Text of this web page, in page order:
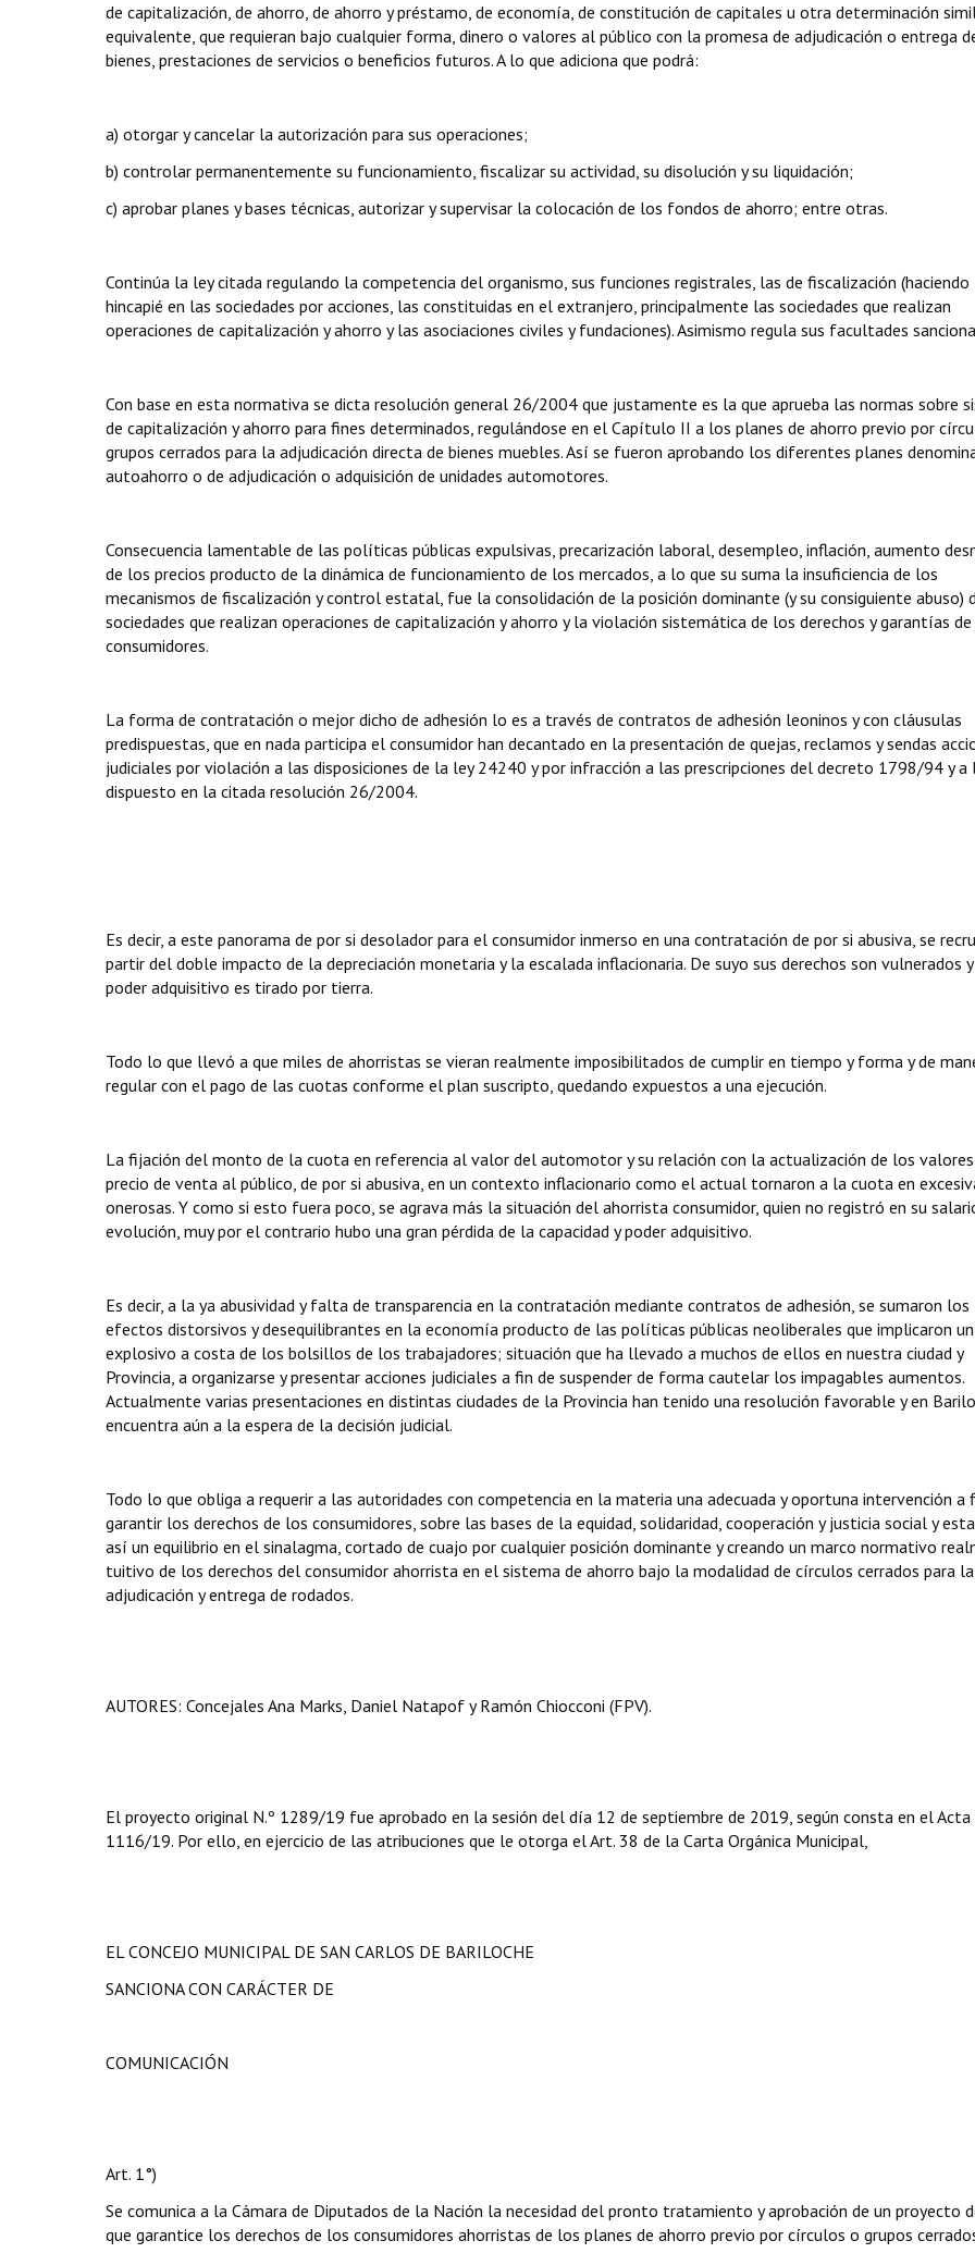
de capitalización, de ahorro, de ahorro y préstamo, de economía, de constitución de capitales u otra determinación
equivalente, que requieran bajo cualquier forma, dinero o valores al público con la promesa de adjudicación o entrega
bienes, prestaciones de servicios o beneficios futuros. A lo que adiciona que podrá:
a) otorgar y cancelar la autorización para sus operaciones;
b) controlar permanentemente su funcionamiento, fiscalizar su actividad, su disolución y su liquidación;
c) aprobar planes y bases técnicas, autorizar y supervisar la colocación de los fondos de ahorro; entre otras.
Continúa la ley citada regulando la competencia del organismo, sus funciones registrales, las de fiscalización (haciendo
hincapié en las sociedades por acciones, las constituidas en el extranjero, principalmente las sociedades que realizan
operaciones de capitalización y ahorro y las asociaciones civiles y fundaciones). Asimismo regula sus facultades
Con base en esta normativa se dicta resolución general 26/2004 que justamente es la que aprueba las normas sobre
de capitalización y ahorro para fines determinados, regulándose en el Capítulo II a los planes de ahorro previo por
grupos cerrados para la adjudicación directa de bienes muebles. Así se fueron aprobando los diferentes planes
autoahorro o de adjudicación o adquisición de unidades automotores.
Consecuencia lamentable de las políticas públicas expulsivas, precarización laboral, desempleo, inflación, aumento
de los precios producto de la dinámica de funcionamiento de los mercados, a lo que su suma la insuficiencia de los
mecanismos de fiscalización y control estatal, fue la consolidación de la posición dominante (y su consiguiente abuso)
sociedades que realizan operaciones de capitalización y ahorro y la violación sistemática de los derechos y garantías
consumidores.
La forma de contratación o mejor dicho de adhesión lo es a través de contratos de adhesión leoninos y con cláusulas
predispuestas, que en nada participa el consumidor han decantado en la presentación de quejas, reclamos y sendas
judiciales por violación a las disposiciones de la ley 24240 y por infracción a las prescripciones del decreto 1798/94 y a
dispuesto en la citada resolución 26/2004.
Es decir, a este panorama de por si desolador para el consumidor inmerso en una contratación de por si abusiva, se
partir del doble impacto de la depreciación monetaria y la escalada inflacionaria. De suyo sus derechos son vulnerados
poder adquisitivo es tirado por tierra.
Todo lo que llevó a que miles de ahorristas se vieran realmente imposibilitados de cumplir en tiempo y forma y de
regular con el pago de las cuotas conforme el plan suscripto, quedando expuestos a una ejecución.
La fijación del monto de la cuota en referencia al valor del automotor y su relación con la actualización de los
precio de venta al público, de por si abusiva, en un contexto inflacionario como el actual tornaron a la cuota en
onerosas. Y como si esto fuera poco, se agrava más la situación del ahorrista consumidor, quien no registró en su
evolución, muy por el contrario hubo una gran pérdida de la capacidad y poder adquisitivo.
Es decir, a la ya abusividad y falta de transparencia en la contratación mediante contratos de adhesión, se sumaron los
efectos distorsivos y desequilibrantes en la economía producto de las políticas públicas neoliberales que implicaron
explosivo a costa de los bolsillos de los trabajadores; situación que ha llevado a muchos de ellos en nuestra ciudad y
Provincia, a organizarse y presentar acciones judiciales a fin de suspender de forma cautelar los impagables aumentos.
Actualmente varias presentaciones en distintas ciudades de la Provincia han tenido una resolución favorable y en
encuentra aún a la espera de la decisión judicial.
Todo lo que obliga a requerir a las autoridades con competencia en la materia una adecuada y oportuna intervención a
garantir los derechos de los consumidores, sobre las bases de la equidad, solidaridad, cooperación y justicia social y
así un equilibrio en el sinalagma, cortado de cuajo por cualquier posición dominante y creando un marco normativo
tuitivo de los derechos del consumidor ahorrista en el sistema de ahorro bajo la modalidad de círculos cerrados para la
adjudicación y entrega de rodados.
AUTORES: Concejales Ana Marks, Daniel Natapof y Ramón Chiocconi (FPV).
El proyecto original N.º 1289/19 fue aprobado en la sesión del día 12 de septiembre de 2019, según consta en el Acta
1116/19. Por ello, en ejercicio de las atribuciones que le otorga el Art. 38 de la Carta Orgánica Municipal,
EL CONCEJO MUNICIPAL DE SAN CARLOS DE BARILOCHE
SANCIONA CON CARÁCTER DE
COMUNICACIÓN
Art. 1°)
Se comunica a la Cámara de Diputados de la Nación la necesidad del pronto tratamiento y aprobación de un proyecto
que garantice los derechos de los consumidores ahorristas de los planes de ahorro previo por círculos o grupos